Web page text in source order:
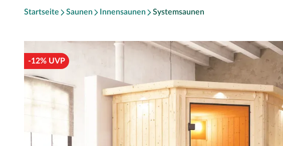
Startseite Saunen Innensaunen Systemsaunen
-12% UVP